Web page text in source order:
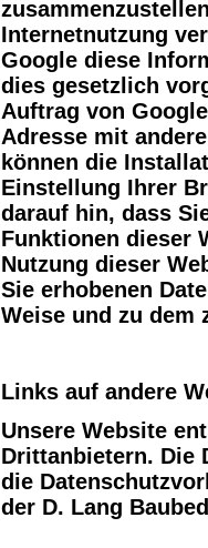
Internetnutzung
Google diese
dies gesetzlich
Auftrag von
Adresse mit
können die
Einstellung Ihrer
darauf hin, dass
Funktionen dieser
Nutzung dieser
Sie erhobenen
Weise und zu dem
Links auf andere
Unsere Website
Drittanbietern. Die
die
der D. Lang